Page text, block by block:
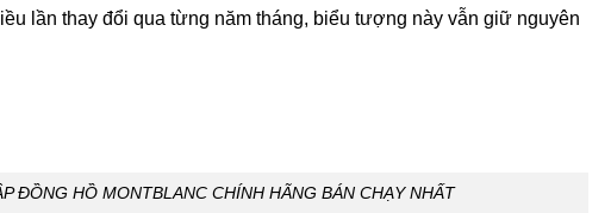
lần thay đổi qua từng năm tháng, biểu tượng này vẫn giữ nguyên
ĐỒNG HỒ MONTBLANC CHÍNH HÃNG BÁN CHẠY NHẤT